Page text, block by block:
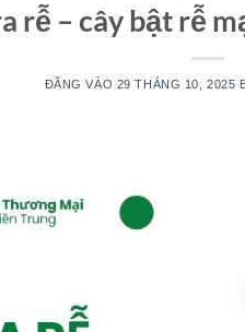
rễ – cây bật rễ
ĐĂNG VÀO 29 THÁNG 10, 2025